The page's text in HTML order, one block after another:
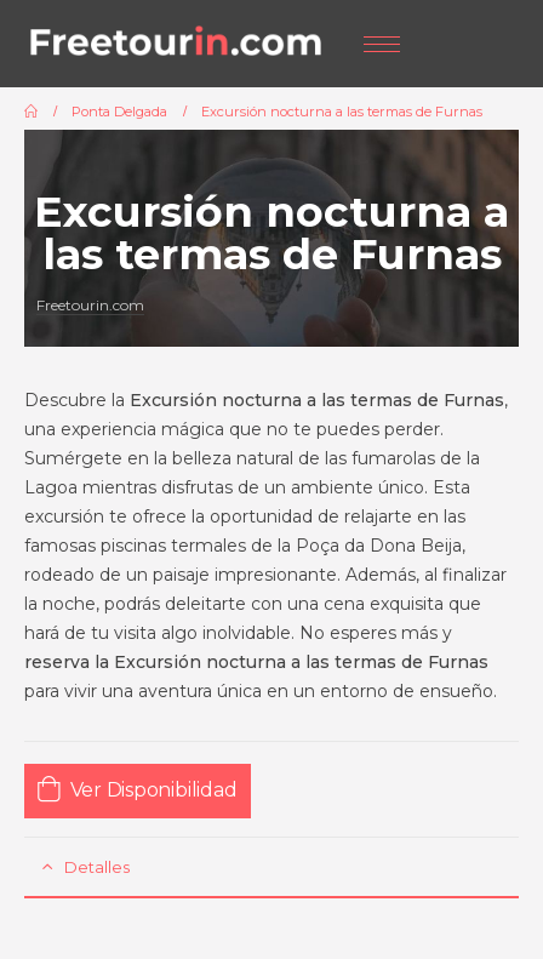
Ponta Delgada Excursión nocturna a las termas de Furnas
Excursión nocturna a
las termas de Furnas
Freetourin.com
Descubre la Excursión nocturna a las termas de Furnas,
una experiencia mágica que no te puedes perder.
Sumérgete en la belleza natural de las fumarolas de la
Lagoa mientras disfrutas de un ambiente único. Esta
excursión te ofrece la oportunidad de relajarte en las
famosas piscinas termales de la Poça da Dona Beija,
rodeado de un paisaje impresionante. Además, al finalizar
la noche, podrás deleitarte con una cena exquisita que
hará de tu visita algo inolvidable. No esperes más y
reserva la Excursión nocturna a las termas de Furnas
para vivir una aventura única en un entorno de ensueño.
Ver Disponibilidad
Detalles